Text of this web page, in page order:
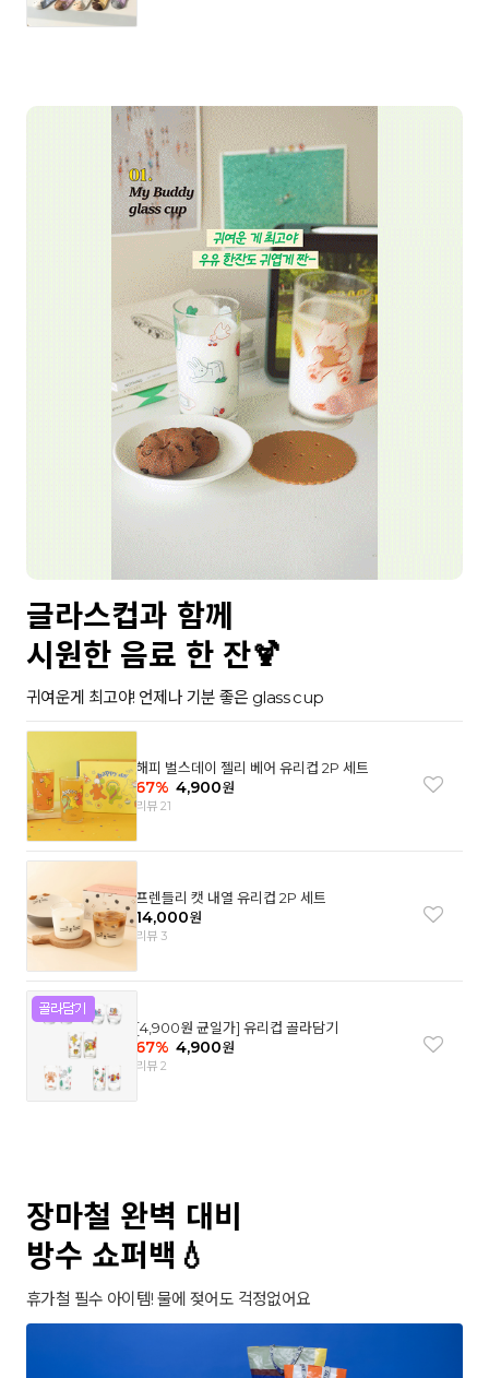
글라스컵과 함께
시원한 음료 한 잔🍹
귀여운게 최고야! 언제나 기분 좋은 glass cup
해피 벌스데이 젤리 베어 유리컵 2P 세트
67% 4,900원
리뷰 21
프렌들리 캣 내열 유리컵 2P 세트
14,000원
리뷰 3
[4,900원 균일가] 유리컵 골라담기
67% 4,900원
리뷰 2
장마철 완벽 대비
방수 쇼퍼백💧
휴가철 필수 아이템! 물에 젖어도 걱정없어요